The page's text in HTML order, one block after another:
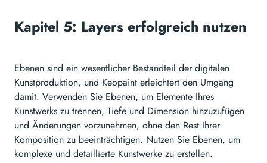
Kapitel 5: Layers erfolgreich nutzen
Ebenen sind ein wesentlicher Bestandteil der digitalen
Kunstproduktion, und Keopaint erleichtert den Umgang
damit. Verwenden Sie Ebenen, um Elemente Ihres
Kunstwerks zu trennen, Tiefe und Dimension hinzuzufügen
und Änderungen vorzunehmen, ohne den Rest Ihrer
Komposition zu beeinträchtigen. Nutzen Sie Ebenen, um
komplexe und detaillierte Kunstwerke zu erstellen.